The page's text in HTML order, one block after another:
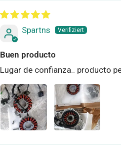
Spartns
Buen producto
Lugar de confianza.. producto